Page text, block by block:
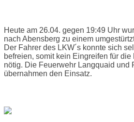
Heute am 26.04. gegen 19:49 Uhr
nach Abensberg zu einem
Der Fahrer des LKW´s konnte sich
befreien, somit kein Eingreifen für die
nötig. Die Feuerwehr Langquaid und
übernahmen den Einsatz.